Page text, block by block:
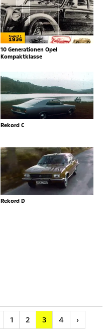
10 Generationen Opel
Kompaktklasse
Rekord C
Rekord D
Vorherige
1 2 3 4 ›Nächste